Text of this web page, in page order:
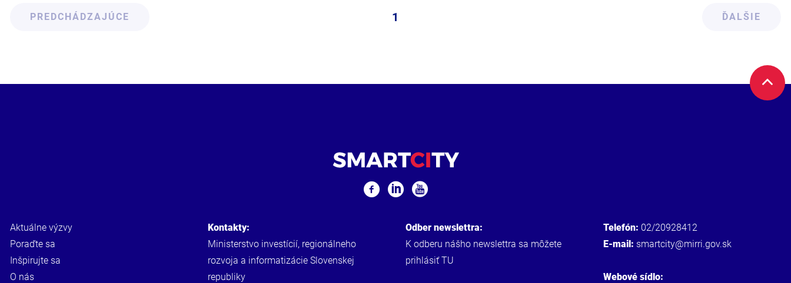
PREDCHÁDZAJÚCE 1 ĎALŠIE
Aktuálne výzvy
Poraďte sa
Inšpirujte sa
O nás
Kontakty:
Ministerstvo investícií, regionálneho
rozvoja a informatizácie Slovenskej
republiky
Odber newslettra:
K odberu nášho newslettra sa môžete
prihlásiťTU
Telefón: 02/20928412
E-mail: smartcity@mirri.gov.sk
Webové sídlo: